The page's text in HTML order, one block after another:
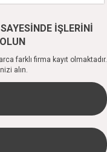
İŞLERİNİ
farklı firma kayıt olmaktadır.
alın.